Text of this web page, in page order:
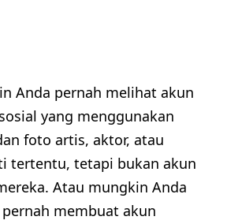
Anda pernah melihat akun
yang menggunakan
foto artis, aktor, atau
tertentu, tetapi bukan akun
Atau mungkin Anda
membuat akun